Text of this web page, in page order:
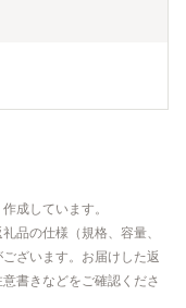
成しています。
品の仕様（規格、容量、
ざいます。お届けした返
書きなどをご確認くださ